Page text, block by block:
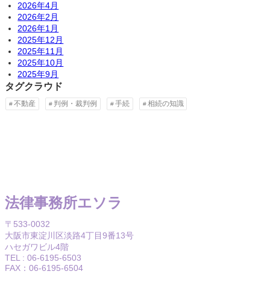
2026年4月
2026年2月
2026年1月
2025年12月
2025年11月
2025年10月
2025年9月
タグクラウド
不動産 判例・裁判例 手続 相続の知識
法律事務所エソラ
〒533-0032
大阪市東淀川区淡路4丁目9番13号
ハセガワビル4階
TEL : 06-6195-6503
FAX：06-6195-6504